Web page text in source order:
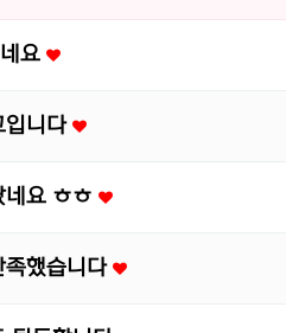
요
입니다
네요 ㅎㅎ
족했습니다